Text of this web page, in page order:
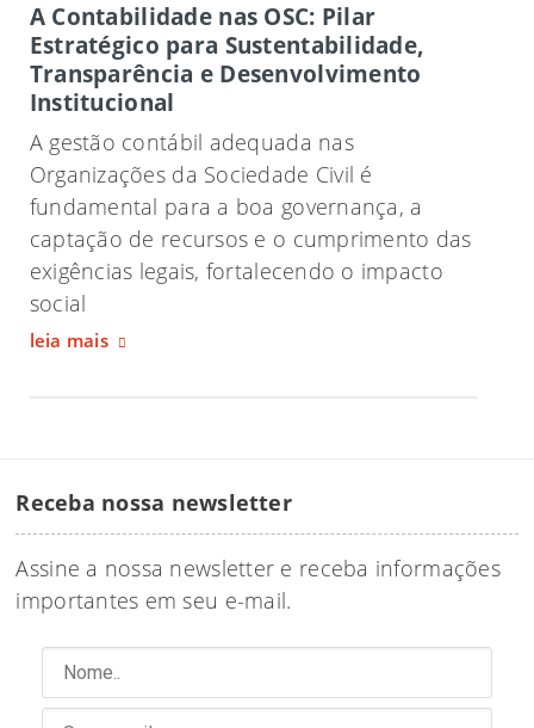
A Contabilidade nas OSC: Pilar
Estratégico para Sustentabilidade,
Transparência e Desenvolvimento
Institucional
A gestão contábil adequada nas
Organizações da Sociedade Civil é
fundamental para a boa governança, a
captação de recursos e o cumprimento das
exigências legais, fortalecendo o impacto
social
leia mais
Receba nossa newsletter
Assine a nossa newsletter e receba informações
importantes em seu e-mail.